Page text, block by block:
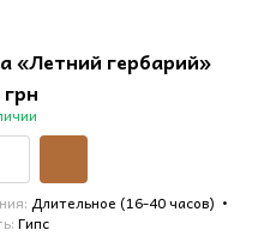
«Летний гербарий»
Длительное (16-40 часов)
Гипс